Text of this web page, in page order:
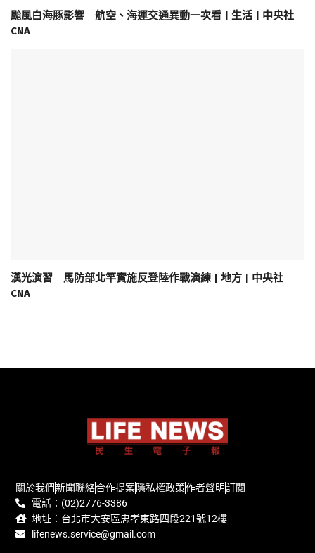
颱風白海豚影響 航空、海運交通異動一次看 | 生活 | 中央社
CNA
漢光演習 馬防部北竿實施反登陸作戰演練 | 地方 | 中央社
CNA
關於我們新聞聯絡合作提案隱私權政策作者聲明訂閱
電話：(02)2776-3386
地址：台北市大安區忠孝東路四段221號12樓
lifenews.service@gmail.com